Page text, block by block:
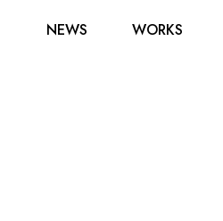
NEWS WORKS